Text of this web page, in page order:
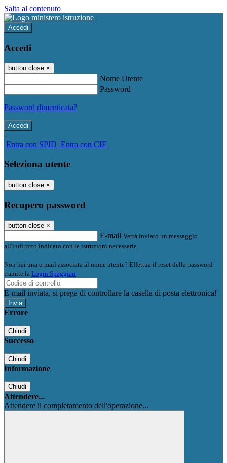
Salta al contenuto
Accedi
Accedi
button close ×
Nome Utente
Password
Password dimenticata?
-
Entra con SPID Entra con CIE
Seleziona utente
button close ×
Recupero password
button close ×
E-mail Verrà inviato un messaggio
all'indirizzo indicato con le istruzioni necessarie.
Non hai una e-mail associata al nome utente? Effettua il reset della password
tramite la Login Spaggiari
E-mail inviata, si prega di controllare la casella di posta elettronica!
Errore
Chiudi
Successo
Chiudi
Informazione
Chiudi
Attendere...
Attendere il completamento dell'operazione...